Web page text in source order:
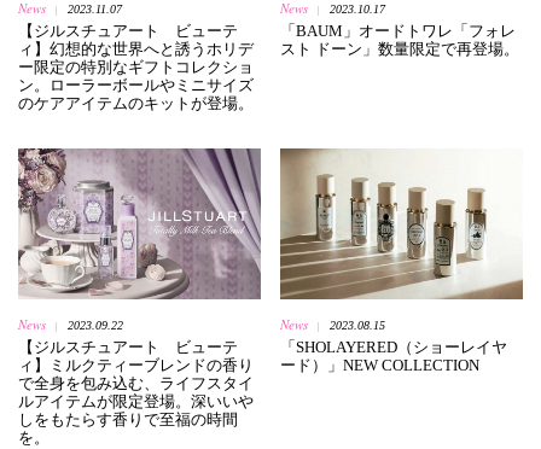
News 2023.11.07
【ジルスチュアート ビューテ
ィ】幻想的な世界へと誘うホリデ
ー限定の特別なギフトコレクショ
ン。ローラーボールやミニサイズ
のケアアイテムのキットが登場。
News 2023.10.17
「BAUM」オードトワレ「フォレ
スト ドーン」数量限定で再登場。
News 2023.09.22
【ジルスチュアート ビューテ
ィ】ミルクティーブレンドの香り
で全身を包み込む、ライフスタイ
ルアイテムが限定登場。深いいや
しをもたらす香りで至福の時間
を。
News 2023.08.15
「SHOLAYERED（ショーレイヤ
ード）」NEW COLLECTION